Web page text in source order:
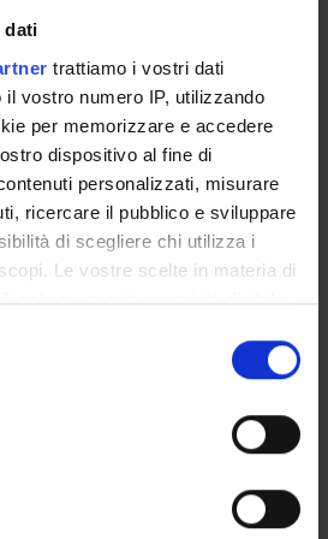
dati
trattiamo i vostri dati
il vostro numero IP, utilizzando
per memorizzare e accedere
dispositivo al fine di
personalizzati, misurare
ricercare il pubblico e sviluppare
di scegliere chi utilizza i
Le vostre scelte in materia di
solo su questa proprietà digitale
proprio consenso in qualsiasi
sui cookie o facendo clic
sulla tua posizione
di qualche